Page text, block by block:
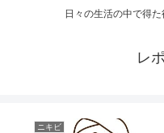
日々の生活の中で得た
レ
ニキビ